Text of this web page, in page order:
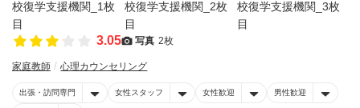
3.05 写真 2枚
家庭教師 心理カウンセリング
出張・訪問専門 女性スタッフ 女性歓迎 男性歓迎